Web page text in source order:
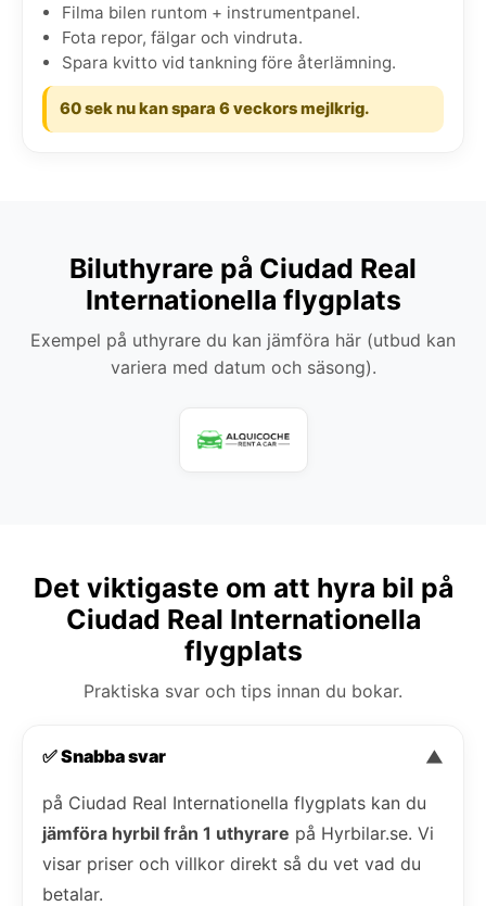
Filma bilen runtom + instrumentpanel.
Fota repor, fälgar och vindruta.
Spara kvitto vid tankning före återlämning.
60 sek nu kan spara 6 veckors mejlkrig.
Biluthyrare på Ciudad Real
Internationella flygplats
Exempel på uthyrare du kan jämföra här (utbud kan
variera med datum och säsong).
Det viktigaste om att hyra bil på
Ciudad Real Internationella
flygplats
Praktiska svar och tips innan du bokar.
✅ Snabba svar ▼
på Ciudad Real Internationella flygplats kan du
jämföra hyrbil från 1 uthyrare på Hyrbilar.se. Vi
visar priser och villkor direkt så du vet vad du
betalar.